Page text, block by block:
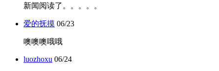
新闻阅读了。。。。。
爱的抚摸 06/23
噢噢噢哦哦
luozhoxu 06/24